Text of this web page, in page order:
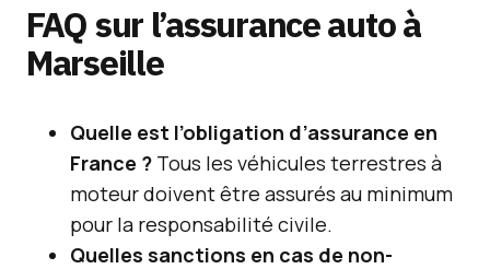
FAQ sur l’assurance auto à
Marseille
Quelle est l’obligation d’assurance en
France ? Tous les véhicules terrestres à
moteur doivent être assurés au minimum
pour la responsabilité civile.
Quelles sanctions en cas de non-